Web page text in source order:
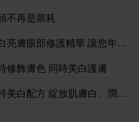
不再是噩耗
部修護精華 讓您年輕10年的秘密力量
修飾膚色 同時美白護膚
配方 綻放肌膚白、潤、透光采